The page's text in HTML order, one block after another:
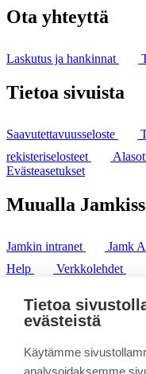
Ota yhteyttä
Laskutus ja hankinnat
Tietoa sivuista
Saavutettavuusseloste
rekisteriselosteet
Evästeasetukset
Muualla
Jamkin intranet Jamk
Help
Verkkolehdet
puh. +358 20 743 8100
fax. +358 14 449 9694
Tietoa
evästeistä
Käytämme
analysoidaksemme